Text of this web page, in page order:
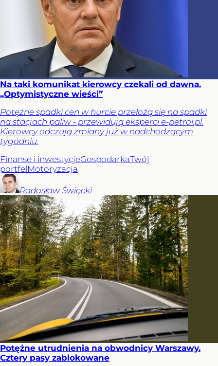
Na taki komunikat kierowcy czekali od dawna.
„Optymistyczne wieści”
Potężne spadki cen w hurcie przełożą się na spadki
na stacjach paliw - przewidują eksperci e-petrol.pl.
Kierowcy odczują zmiany już w nadchodzącym
tygodniu.
Finanse i inwestycjeGospodarkaTwój
portfelMotoryzacja
Radosław Święcki
Potężne utrudnienia na obwodnicy Warszawy.
Cztery pasy zablokowane